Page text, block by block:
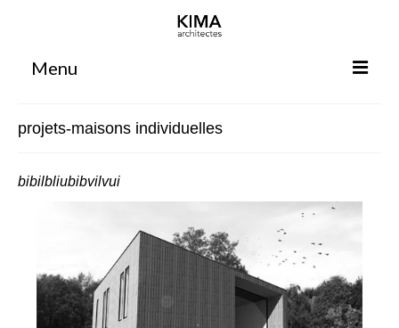
Menu
Projets
Espace clients
Espace collaborateurs
Rennes
projets-maisons individuelles
bibilbliubibvilvui